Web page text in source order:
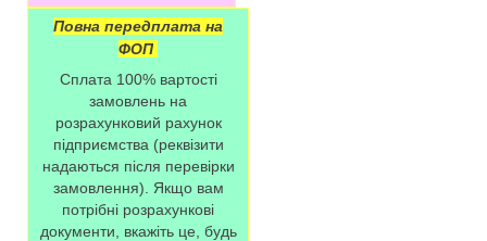
Повна передплата на
ФОП
Сплата 100% вартості
замовлень на
розрахунковий рахунок
підприємства (реквізити
надаються після перевірки
замовлення). Якщо вам
потрібні розрахункові
документи, вкажіть це, будь